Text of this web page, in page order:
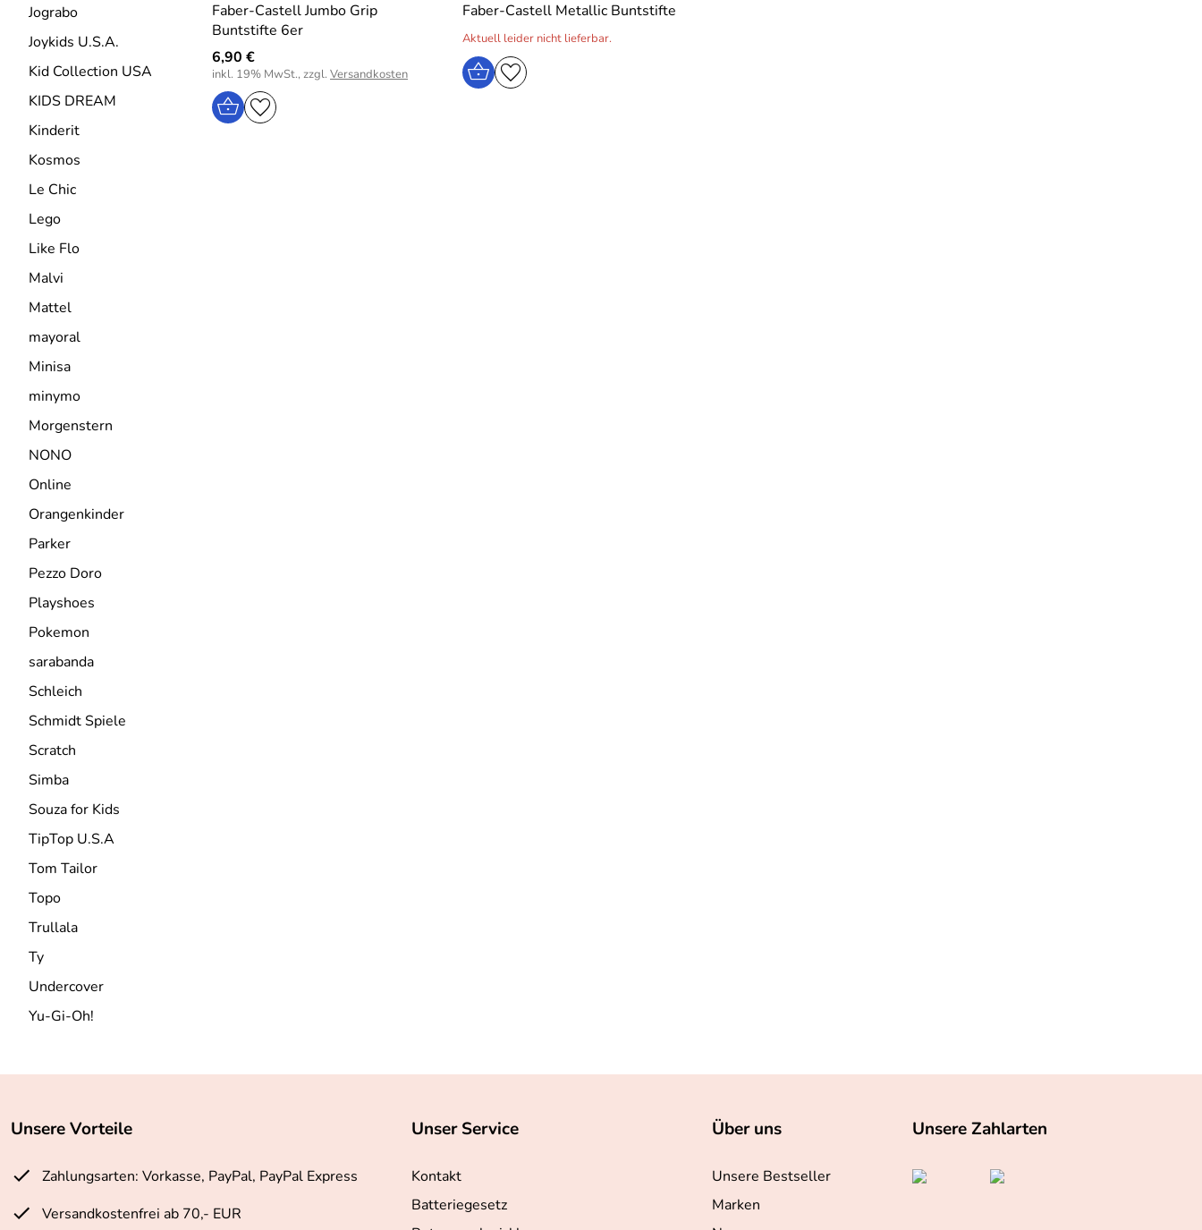
Jograbo
Joykids U.S.A.
Kid Collection USA
KIDS DREAM
Kinderit
Kosmos
Le Chic
Lego
Like Flo
Malvi
Mattel
mayoral
Minisa
minymo
Morgenstern
NONO
Online
Orangenkinder
Parker
Pezzo Doro
Playshoes
Pokemon
sarabanda
Schleich
Schmidt Spiele
Scratch
Simba
Souza for Kids
TipTop U.S.A
Tom Tailor
Topo
Trullala
Ty
Undercover
Yu-Gi-Oh!
Faber-Castell Jumbo Grip
Buntstifte 6er
6,90 €
inkl. 19% MwSt., zzgl. Versandkosten
Faber-Castell Metallic Buntstifte
Aktuell leider nicht lieferbar.
Unsere Vorteile
Zahlungsarten: Vorkasse, PayPal, PayPal Express
Versandkostenfrei ab 70,- EUR
Unser Service
Kontakt
Batteriegesetz
Über uns
Unsere Bestseller
Marken
Unsere Zahlarten